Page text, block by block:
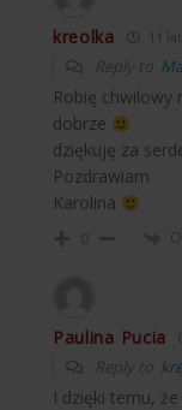
kreolka 11
Reply to
Robię chwilowy
dobrze
dziękuję za
Pozdrawiam
Karolina
0
Paulina Pucia
Reply to
I dzięki temu,